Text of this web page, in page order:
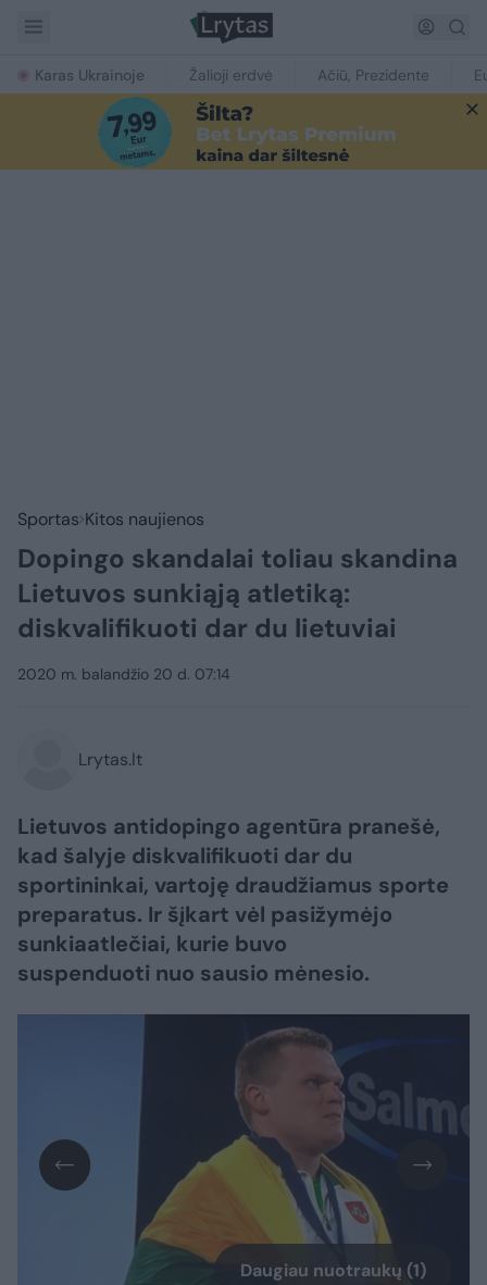
Karas Ukrainoje Žalioji erdvė Ačiū, Prezidente
Sportas Kitos naujienos
Dopingo skandalai toliau skandina
Lietuvos sunkiąją atletiką:
diskvalifikuoti dar du lietuviai
2020 m. balandžio 20 d. 07:14
Lrytas.lt
Lietuvos antidopingo agentūra pranešė,
kad šalyje diskvalifikuoti dar du
sportininkai, vartoję draudžiamus sporte
preparatus. Ir šįkart vėl pasižymėjo
sunkiaatlečiai, kurie buvo
suspenduoti nuo sausio mėnesio.
Daugiau nuotraukų (1)